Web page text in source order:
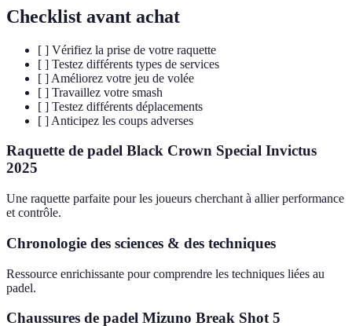
Checklist avant achat
[ ] Vérifiez la prise de votre raquette
[ ] Testez différents types de services
[ ] Améliorez votre jeu de volée
[ ] Travaillez votre smash
[ ] Testez différents déplacements
[ ] Anticipez les coups adverses
Raquette de padel Black Crown Special Invictus
2025
Une raquette parfaite pour les joueurs cherchant à allier performance
et contrôle.
Chronologie des sciences & des techniques
Ressource enrichissante pour comprendre les techniques liées au
padel.
Chaussures de padel Mizuno Break Shot 5